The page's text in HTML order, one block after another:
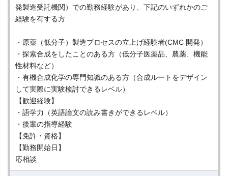
発製造受託機関）での勤務経験があり、下記のいずれかのご
経験を有する方
・原薬（低分子）製造プロセスの立上げ経験者(CMC 開発）
・探索合成をしたことのある方（低分子医薬品、農薬、機能
性材料など）
・有機合成化学の専門知識のある方（合成ルートをデザイン
して実際に実験検討できるレベル）
【歓迎経験】
・語学力（英語論文の読み書きができるレベル）
・後輩の指導経験
【免許・資格】
【勤務開始日】
応相談